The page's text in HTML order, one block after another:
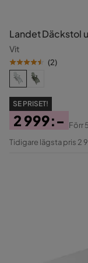
Landet Däckstol
Vit
(2)
SE PRISET!
Pris
2 999:-
Original
Förr
Tidigare lägsta pris 2